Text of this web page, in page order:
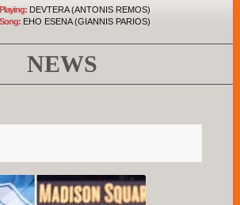
DEVTERA (ANTONIS REMOS)
EHO ESENA (GIANNIS PARIOS)
NEWS